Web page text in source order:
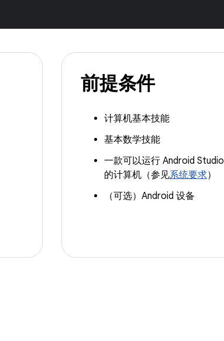
前提条件
计算机基本技能
基本数学技能
一款可以运行 Android Studio
的计算机（参见系统要求）
（可选）Android 设备